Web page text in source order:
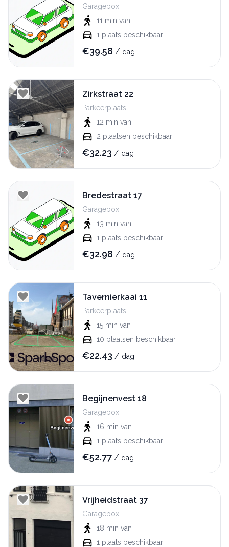
Garagebox
11 min van
1 plaats beschikbaar
€39.58 / dag
Zirkstraat 22
Parkeerplaats
12 min van
2 plaatsen beschikbaar
€32.23 / dag
Bredestraat 17
Garagebox
13 min van
1 plaats beschikbaar
€32.98 / dag
Tavernierkaai 11
Parkeerplaats
15 min van
10 plaatsen beschikbaar
€22.43 / dag
Begijnenvest 18
Garagebox
16 min van
1 plaats beschikbaar
€52.77 / dag
Vrijheidstraat 37
Garagebox
18 min van
1 plaats beschikbaar